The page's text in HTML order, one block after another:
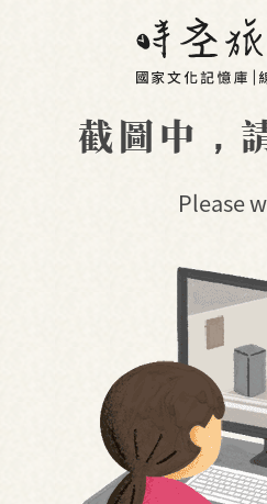
截圖中，
Please